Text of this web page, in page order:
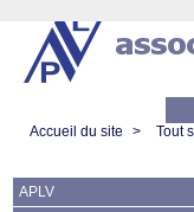
Accueil du site
> Tout
APLV